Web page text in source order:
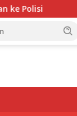
Golkar Resmi